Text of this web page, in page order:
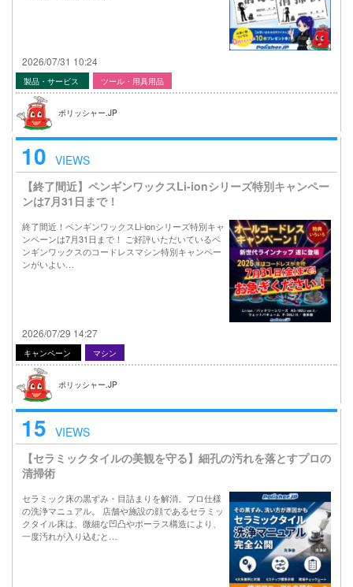
2026/07/31 10:24
製品・サービス ツール・用具用品
ポリッシャー.JP
10 VIEWS
【終了間近】ペンギンワックスLi-ionシリーズ特別キャンペー
ンは7月31日まで！
終了間近！ペンギンワックスLi-ionシリーズ特別キャ
ンペーンは7月31日まで！ ご好評いただいているペ
ンギンワックスのコードレスマシン特別キャンペー
ンがいよい…
2026/07/29 14:27
キャンペーン マシン
ポリッシャー.JP
15 VIEWS
【セラミックタイルの美観を守る】細孔の汚れを落とすプロの
清掃術
セラミック床の黒ずみ・目詰まりを解消。プロ仕様
の洗浄マニュアル。 店舗や施設の顔であるセラミッ
クタイル床は、微細な凹凸やポーラス構造により、
一度汚れが入り込むと…